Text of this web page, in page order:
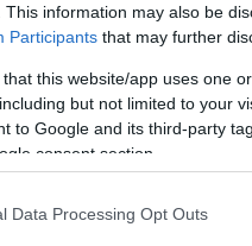
This information may also be
Participants that may further
that this website/app uses one
but not limited to your
to Google and its third-party
consent section.
Data Processing Opt Outs